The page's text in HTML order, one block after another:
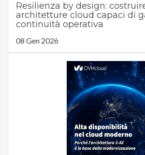
Resilienza by design:
architetture cloud capaci di
continuità operativa
08 Gen 2026